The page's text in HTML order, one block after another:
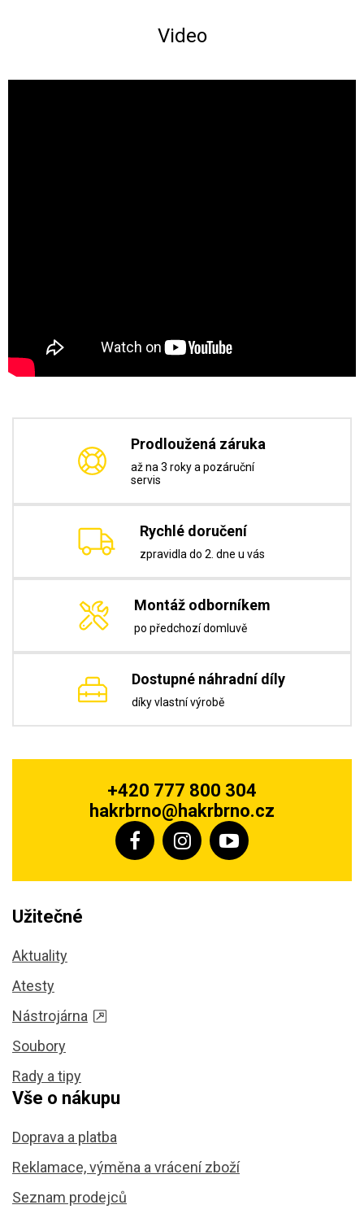
Video
Prodloužená záruka
až na 3 roky a pozáruční
servis
Rychlé doručení
zpravidla do 2. dne u vás
Montáž odborníkem
po předchozí domluvě
Dostupné náhradní díly
díky vlastní výrobě
+420 777 800 304
hakrbrno@hakrbrno.cz
Užitečné
Aktuality
Atesty
Nástrojárna
Soubory
Rady a tipy
Vše o nákupu
Doprava a platba
Reklamace, výměna a vrácení zboží
Seznam prodejců